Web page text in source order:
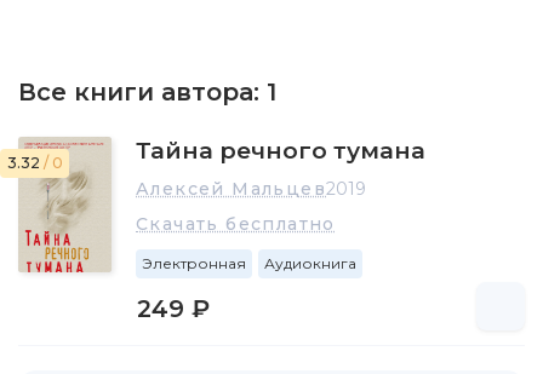
Все книги автора: 1
3.32 / 0 Тайна речного тумана
Алексей Мальцев2019
Скачать бесплатно
Электронная Аудиокнига
249 ₽